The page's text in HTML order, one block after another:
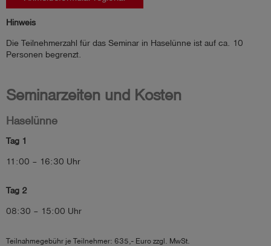
Hinweis
Die Teilnehmerzahl für das Seminar in Haselünne ist auf ca. 10
Personen begrenzt.
Seminarzeiten und Kosten
Haselünne
Tag 1
11:00 – 16:30 Uhr
Tag 2
08:30 – 15:00 Uhr
Teilnahmegebühr je Teilnehmer: 635,- Euro zzgl. MwSt.